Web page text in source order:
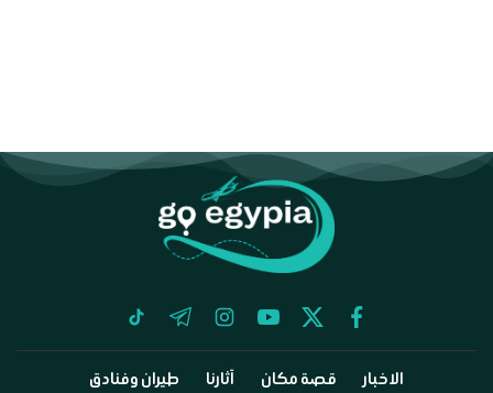
facebook
twitter
youtube
instagram
telegram
tiktok
الاخبار قصة مكان آثارنا طيران وفنادق